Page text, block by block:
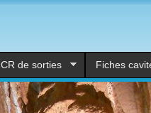
CR de sorties Fiches